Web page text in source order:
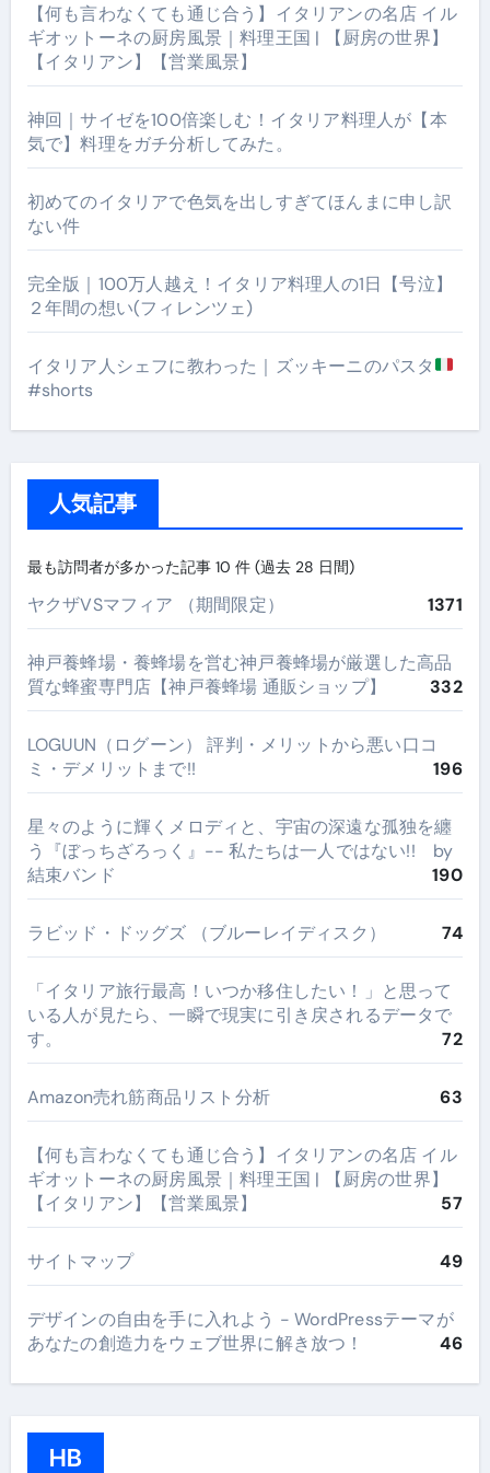
【何も言わなくても通じ合う】イタリアンの名店 イル
ギオットーネの厨房風景｜料理王国 | 【厨房の世界】
【イタリアン】【営業風景】
神回｜サイゼを100倍楽しむ！イタリア料理人が【本
気で】料理をガチ分析してみた。
初めてのイタリアで色気を出しすぎてほんまに申し訳
ない件
完全版｜100万人越え！イタリア料理人の1日【号泣】
２年間の想い(フィレンツェ)
イタリア人シェフに教わった｜ズッキーニのパスタ
#shorts
人気記事
最も訪問者が多かった記事 10 件 (過去 28 日間)
ヤクザVSマフィア （期間限定） 1371
神戸養蜂場・養蜂場を営む神戸養蜂場が厳選した高品
質な蜂蜜専門店【神戸養蜂場 通販ショップ】
332
LOGUUN（ログーン） 評判・メリットから悪い口コ
ミ・デメリットまで!!
196
星々のように輝くメロディと、宇宙の深遠な孤独を纏
う『ぼっちざろっく』-- 私たちは一人ではない!! by
結束バンド
190
ラビッド・ドッグズ （ブルーレイディスク） 74
​「イタリア旅行最高！いつか移住したい！」と思って
いる人が見たら、一瞬で現実に引き戻されるデータで
す。
72
Amazon売れ筋商品リスト分析 63
【何も言わなくても通じ合う】イタリアンの名店 イル
ギオットーネの厨房風景｜料理王国 | 【厨房の世界】
【イタリアン】【営業風景】
57
サイトマップ 49
デザインの自由を手に入れよう - WordPressテーマが
あなたの創造力をウェブ世界に解き放つ！
46
HB